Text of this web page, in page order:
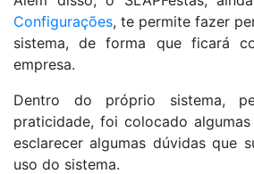
Configurações, te permite fazer
sistema, de forma que ficará
empresa.
Dentro do próprio sistema,
praticidade, foi colocado
esclarecer algumas dúvidas que
uso do sistema.